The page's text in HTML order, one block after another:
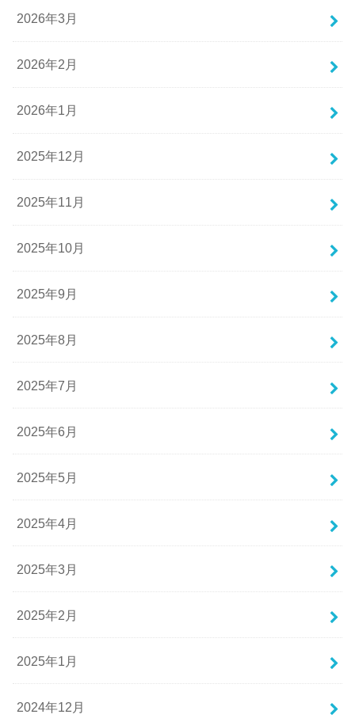
2026年3月
2026年2月
2026年1月
2025年12月
2025年11月
2025年10月
2025年9月
2025年8月
2025年7月
2025年6月
2025年5月
2025年4月
2025年3月
2025年2月
2025年1月
2024年12月